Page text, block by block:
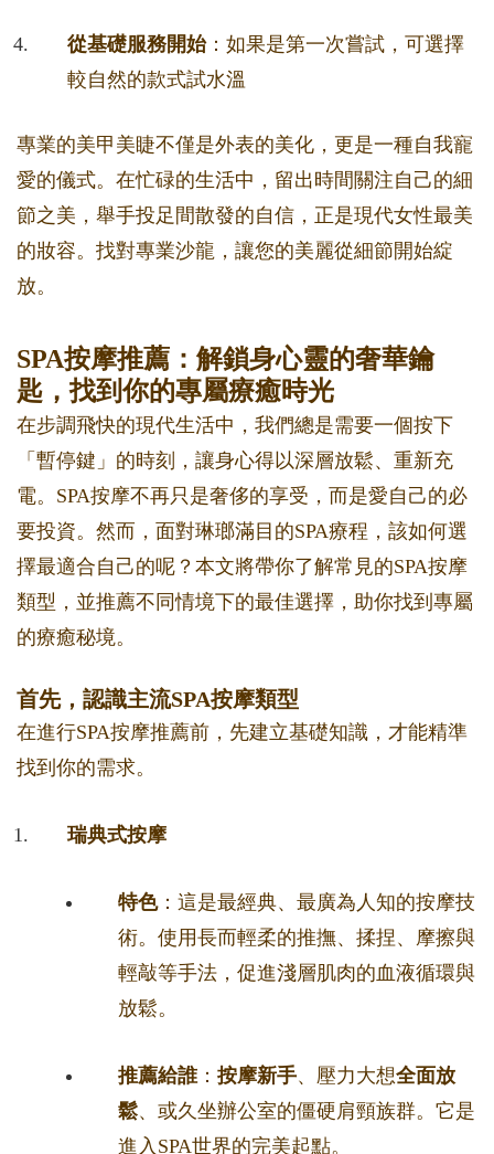
從基礎服務開始：如果是第一次嘗試，可選擇
較自然的款式試水溫
專業的美甲美睫不僅是外表的美化，更是一種自我寵
愛的儀式。在忙碌的生活中，留出時間關注自己的細
節之美，舉手投足間散發的自信，正是現代女性最美
的妝容。找對專業沙龍，讓您的美麗從細節開始綻
放。
SPA按摩推薦：解鎖身心靈的奢華鑰
匙，找到你的專屬療癒時光
在步調飛快的現代生活中，我們總是需要一個按下
「暫停鍵」的時刻，讓身心得以深層放鬆、重新充
電。SPA按摩不再只是奢侈的享受，而是愛自己的必
要投資。然而，面對琳瑯滿目的SPA療程，該如何選
擇最適合自己的呢？本文將帶你了解常見的SPA按摩
類型，並推薦不同情境下的最佳選擇，助你找到專屬
的療癒秘境。
首先，認識主流SPA按摩類型
在進行SPA按摩推薦前，先建立基礎知識，才能精準
找到你的需求。
瑞典式按摩
特色：這是最經典、最廣為人知的按摩技
術。使用長而輕柔的推撫、揉捏、摩擦與
輕敲等手法，促進淺層肌肉的血液循環與
放鬆。
推薦給誰： 按摩新手、壓力大想全面放
鬆、或久坐辦公室的僵硬肩頸族群。它是
進入SPA世界的完美起點。